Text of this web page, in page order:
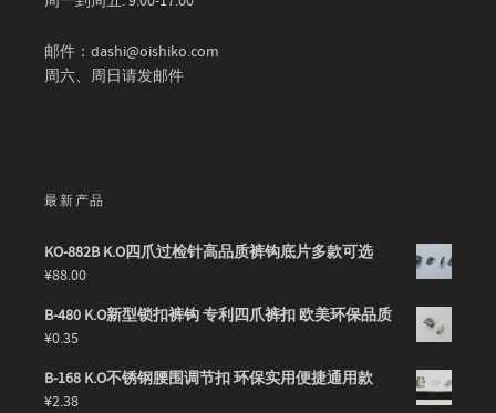
邮件：dashi@oishiko.com
周六、周日请发邮件
最新产品
KO-882B K.O四爪过检针高品质裤钩底片多款可选
¥88.00
B-480 K.O新型锁扣裤钩 专利四爪裤扣 欧美环保品质
¥0.35
B-168 K.O不锈钢腰围调节扣 环保实用便捷通用款
¥2.38